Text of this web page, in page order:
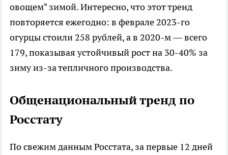
овощем" зимой. Интересно, что этот тренд
повторяется ежегодно: в феврале 2023-го
огурцы стоили 258 рублей, а в 2020-м — всего
179, показывая устойчивый рост на 30-40% за
зиму из-за тепличного производства.
Общенациональный тренд по
Росстату
По свежим данным Росстата, за первые 12 дней